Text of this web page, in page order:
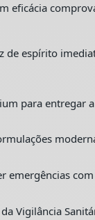
eficácia
de espírito
para entregar
emergências
Vigilância